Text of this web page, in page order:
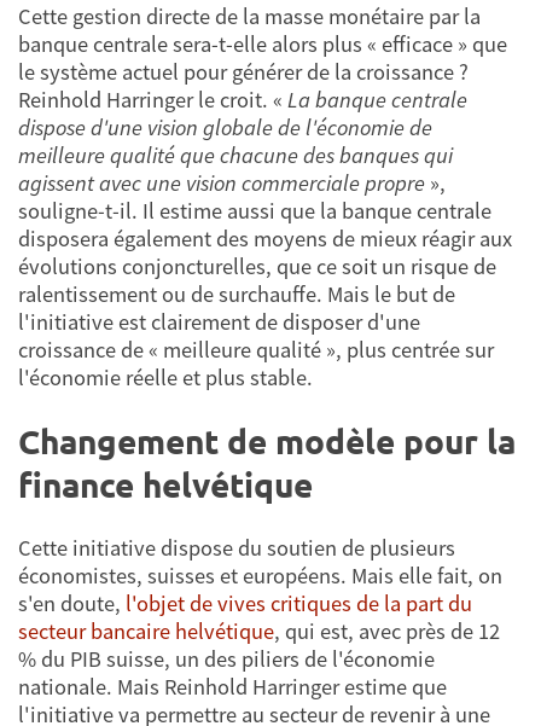
Cette gestion directe de la masse monétaire par la
banque centrale sera-t-elle alors plus « efficace » que
le système actuel pour générer de la croissance ?
Reinhold Harringer le croit. « La banque centrale
dispose d'une vision globale de l'économie de
meilleure qualité que chacune des banques qui
agissent avec une vision commerciale propre »,
souligne-t-il. Il estime aussi que la banque centrale
disposera également des moyens de mieux réagir aux
évolutions conjoncturelles, que ce soit un risque de
ralentissement ou de surchauffe. Mais le but de
l'initiative est clairement de disposer d'une
croissance de « meilleure qualité », plus centrée sur
l'économie réelle et plus stable.
Changement de modèle pour la
finance helvétique
Cette initiative dispose du soutien de plusieurs
économistes, suisses et européens. Mais elle fait, on
s'en doute, l'objet de vives critiques de la part du
secteur bancaire helvétique, qui est, avec près de 12
% du PIB suisse, un des piliers de l'économie
nationale. Mais Reinhold Harringer estime que
l'initiative va permettre au secteur de revenir à une